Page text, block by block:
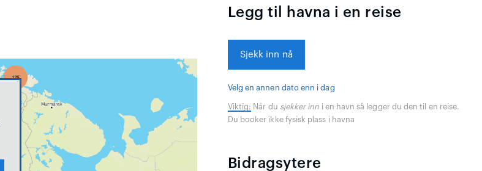
Legg til havna i en reise
Sjekk inn nå
Velg en annen dato enn i dag
Viktig: Når du sjekker inn i en havn så legger du den til en reise.
Du booker ikke fysisk plass i havna
Bidragsytere